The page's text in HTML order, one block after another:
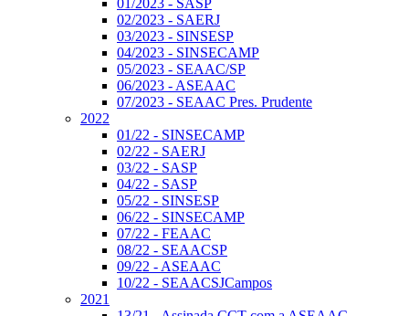
01/2023 - SASP
02/2023 - SAERJ
03/2023 - SINSESP
04/2023 - SINSECAMP
05/2023 - SEAAC/SP
06/2023 - ASEAAC
07/2023 - SEAAC Pres. Prudente
2022
01/22 - SINSECAMP
02/22 - SAERJ
03/22 - SASP
04/22 - SASP
05/22 - SINSESP
06/22 - SINSECAMP
07/22 - FEAAC
08/22 - SEAACSP
09/22 - ASEAAC
10/22 - SEAACSJCampos
2021